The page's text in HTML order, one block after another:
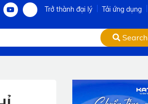
Trở thành đại lý Tải ứng dụng
Search